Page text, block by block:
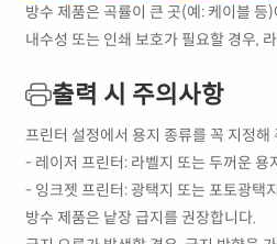
방수 제품은 곡률이 큰 곳(예: 케이블 등
내수성 또는 인쇄 보호가 필요할 경우,
출력 시 주의사항
프린터 설정에서 용지 종류를 꼭 지정해
- 레이저 프린터: 라벨지 또는 두꺼운 용
- 잉크젯 프린터: 광택지 또는 포토광택지
방수 제품은 낱장 급지를 권장합니다.